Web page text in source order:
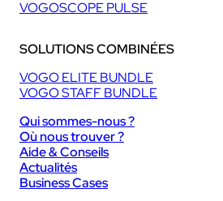
VOGOSCOPE PULSE
SOLUTIONS COMBINÉES
VOGO ELITE BUNDLE
VOGO STAFF BUNDLE
Qui sommes-nous ?
Où nous trouver ?
Aide & Conseils
Actualités
Business Cases